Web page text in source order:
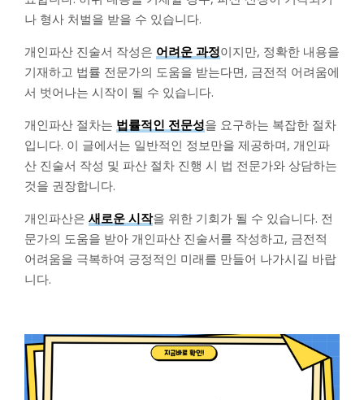
나 형사 처벌을 받을 수 있습니다.
개인파산 진술서 작성은 어려운 과정이지만, 정확한 내용을
기재하고 법률 전문가의 도움을 받는다면, 금전적 어려움에
서 벗어나는 시작이 될 수 있습니다.
개인파산 절차는 법률적인 전문성을 요구하는 복잡한 절차
입니다. 이 글에서는 일반적인 정보만을 제공하며, 개인파
산 진술서 작성 및 파산 절차 진행 시 법 전문가와 상담하는
것을 권장합니다.
개인파산은 새로운 시작을 위한 기회가 될 수 있습니다. 전
문가의 도움을 받아 개인파산 진술서를 작성하고, 금전적
어려움을 극복하여 긍정적인 미래를 만들어 나가시길 바랍
니다.